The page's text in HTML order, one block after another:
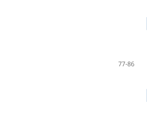
77-86